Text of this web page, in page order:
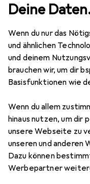
Deine
Wenn du nur das
und ähnlichen
und deinem
brauchen wir, um dir
Basisfunktionen wie
Wenn du allem
hinaus nutzen, um dir
unsere Webseite zu
unseren und anderen
Dazu können
Werbepartner
50